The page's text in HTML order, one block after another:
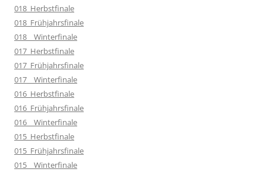
018_Herbstfinale
018_Frühjahrsfinale
018__Winterfinale
017_Herbstfinale
017_Frühjahrsfinale
017__Winterfinale
016_Herbstfinale
016_Frühjahrsfinale
016__Winterfinale
015_Herbstfinale
015_Frühjahrsfinale
015__Winterfinale